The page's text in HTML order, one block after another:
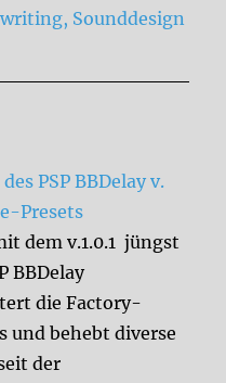
Sounddesign
PSP BBDelay v.
Presets
dem v.1.0.1 jüngst
BBDelay
die Factory-
und behebt diverse
der